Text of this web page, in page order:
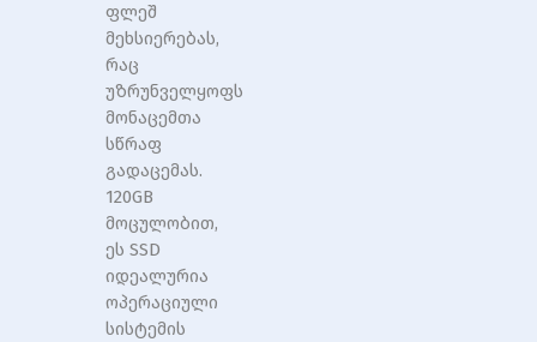
ფლეშ
მეხსიერებას,
რაც
უზრუნველყოფს
მონაცემთა
სწრაფ
გადაცემას.
120GB
მოცულობით,
ეს SSD
იდეალურია
ოპერაციული
სისტემის